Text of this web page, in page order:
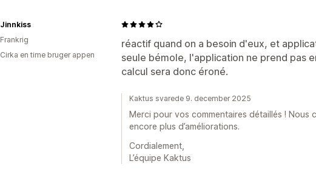
réactif quand on a besoin d'eux, et
seule bémole, l'application ne prend pas
calcul sera donc éroné.
Jinnkiss
Frankrig
Cirka en time bruger appen
Kaktus svarede 9. december 2025
Merci pour vos commentaires détaillés !
encore plus d’améliorations.
Cordialement,
L’équipe Kaktus